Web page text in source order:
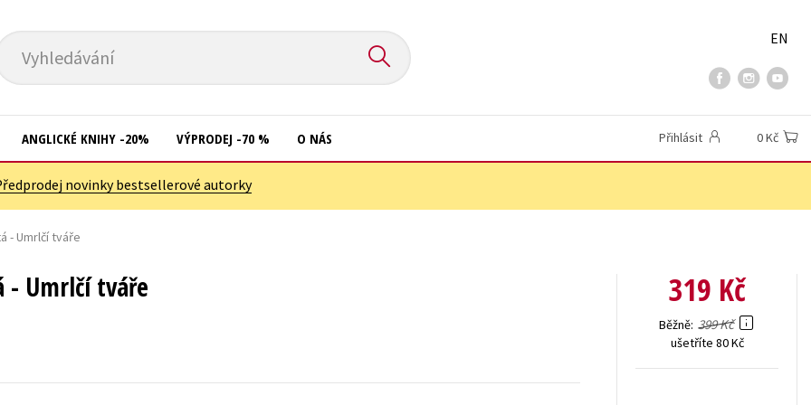
Vyhledávání
EN
Kuchařky
New Adult
ANGLICKÉ KNIHY -20% VÝPRODEJ -70 % O NÁS Přihlásit 0 Kč
novinky bestsellerové autorky
- Umrlčí tváře
- Umrlčí tváře 319 Kč
Běžně 399 Kč
ušetříte 80 Kč